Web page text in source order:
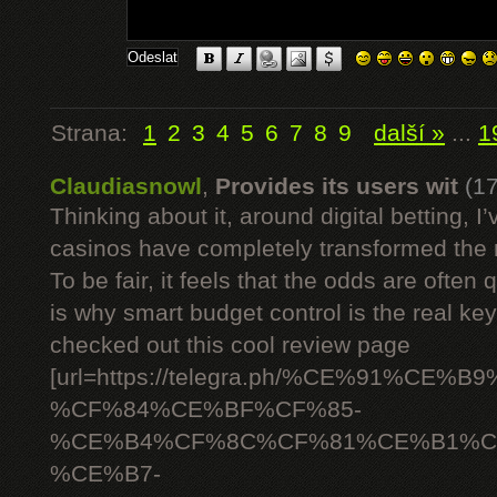
Strana: 1 2 3 4 5 6 7 8 9 další » ...
Claudiasnowl, Provides its users wit
Thinking about it, around digital betting,
casinos have completely transformed
To be fair, it feels that the odds are often
is why smart budget control is the real
checked out this cool review page
[url=https://telegra.ph/
%CF%84%CE%BF%CF%85-
%CE%B7-